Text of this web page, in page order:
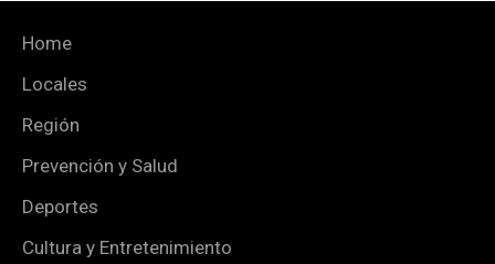
Home
Locales
Región
Prevención y Salud
Deportes
Cultura y Entretenimiento